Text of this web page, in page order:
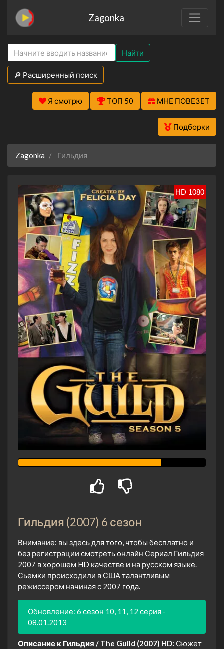
Zagonka
Найти
🔎 Расширенный поиск
Я смотрю ТОП 50 МНЕ ПОВЕЗЕТ
Подборки
Zagonka Гильдия
HD 1080
Гильдия (2007) 6 сезон
Внимание: вы здесь для того, чтобы бесплатно и
без регистрации смотреть онлайн Сериал Гильдия
2007 в хорошем HD качестве и на русском языке.
Сьемки происходили в США талантливым
режиссером начиная с 2007 года.
Обновление: 6 сезон 10, 11, 12 серия -
08.01.2013
Описание к Гильдия / The Guild (2007) HD: Сюжет